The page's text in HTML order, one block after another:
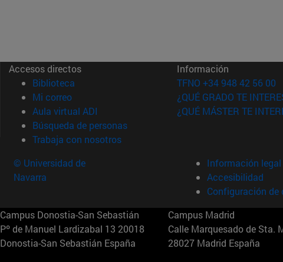
Accesos directos
Biblioteca (abre en nueva ventana)
Mi correo(abre en nueva ventana)
Aula virtual ADI (abre en nueva ventana)
Búsqueda de personas(abre en nueva ventana)
Trabaja con nosotros(abre en nueva ventana)
Información
TFNO +34 948 42 56 00
¿QUÉ GRADO TE
¿QUÉ MÁSTER TE
© Universidad de
Navarra
Información legal
Accesibilidad
Configuración de
Campus Donostia-San Sebastián
Pº de Manuel Lardizabal 13 20018
Donostia-San Sebastián España
Campus Madrid
Calle Marquesado de Sta.
28027 Madrid España